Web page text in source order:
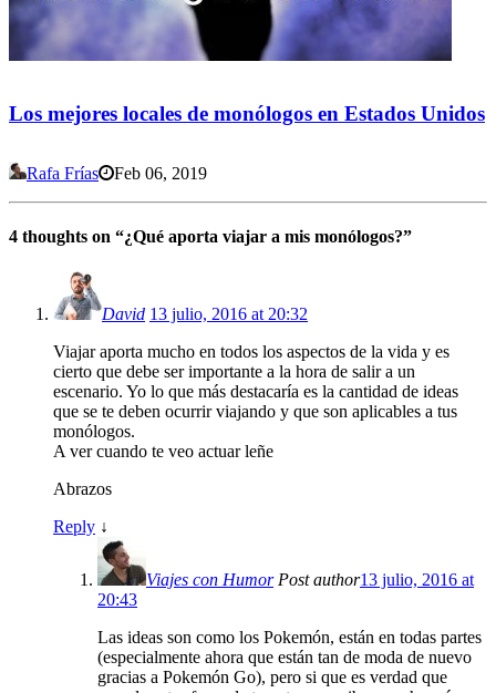
Los mejores locales de monólogos en Estados Unidos
Rafa Frías Feb 06, 2019
4 thoughts on “¿Qué aporta viajar a mis monólogos?”
David 13 julio, 2016 at 20:32
Viajar aporta mucho en todos los aspectos de la vida y es
cierto que debe ser importante a la hora de salir a un
escenario. Yo lo que más destacaría es la cantidad de ideas
que se te deben ocurrir viajando y que son aplicables a tus
monólogos.
A ver cuando te veo actuar leñe
Abrazos
Reply ↓
Viajes con Humor Post author13 julio, 2016 at
20:43
Las ideas son como los Pokemón, están en todas partes
(especialmente ahora que están tan de moda de nuevo
gracias a Pokemón Go), pero si que es verdad que